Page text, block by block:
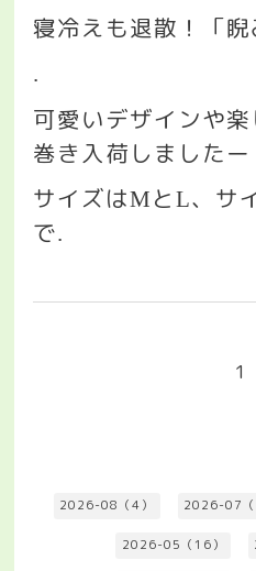
寝冷えも退散！「
.
可愛いデザインや
巻き入荷しましたー
サイズはM とL、サ
で.
1
2026-08（4） 2026-07（
2026-05（16）